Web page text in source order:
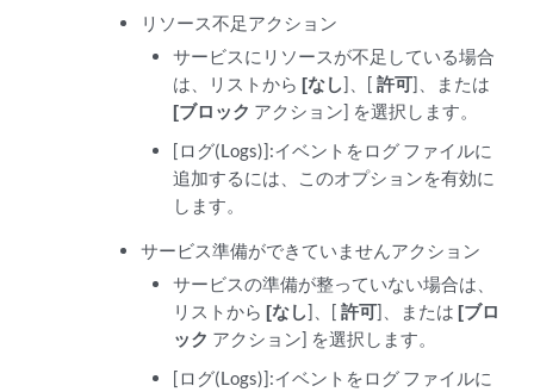
リソース不足アクション
サービスにリソースが不足している場合
は、リストから[なし]、[許可]、または
[ブロック アクション] を選択します。
[ログ(Logs)]:イベントをログ ファイルに
追加するには、このオプションを有効に
します。
サービス準備ができていませんアクション
サービスの準備が整っていない場合は、
リストから[なし]、[許可]、または[ブロ
ック アクション] を選択します。
[ログ(Logs)]:イベントをログ ファイルに